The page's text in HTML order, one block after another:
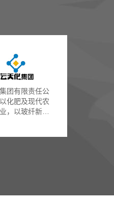
团有限责任公
化肥及现代农
，以玻纤新材